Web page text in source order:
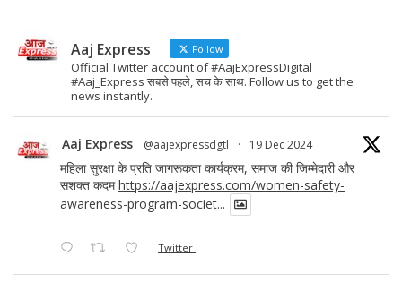
Aaj Express Follow
Official Twitter account of #AajExpressDigital
#Aaj_Express सबसे पहले, सच के साथ. Follow us to get the
news instantly.
Aaj Express @aajexpressdgtl · 19 Dec 2024
महिला सुरक्षा के प्रति जागरूकता कार्यक्रम, समाज की जिम्मेदारी और
सशक्त कदमhttps://aajexpress.com/women-safety-
awareness-program-societ...
Twitter